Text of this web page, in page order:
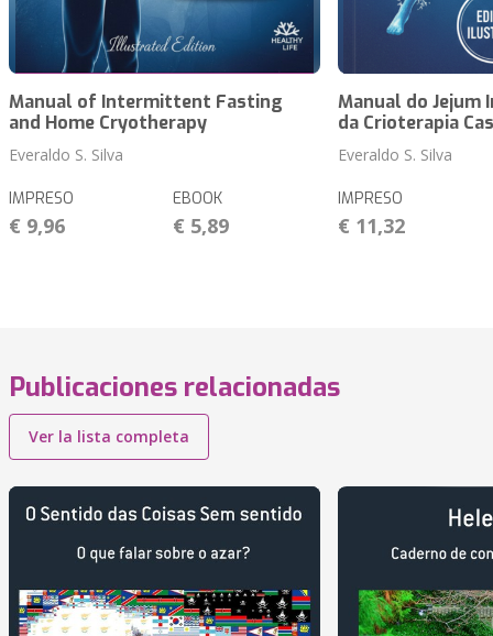
Manual of Intermittent Fasting
and Home Cryotherapy
Everaldo S. Silva
IMPRESO
€ 9,96
EBOOK
€ 5,89
Manual do Jejum
da Crioterapia
Everaldo S. Silva
IMPRESO
€ 11,32
Publicaciones relacionadas
Ver la lista completa